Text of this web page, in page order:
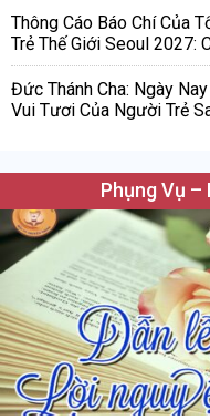
Thông Cáo Báo Chí Của
Trẻ Thế Giới Seoul 2027:
Đức Thánh Cha: Ngày
Vui Tươi Của Người Trẻ
Phụng Vụ –